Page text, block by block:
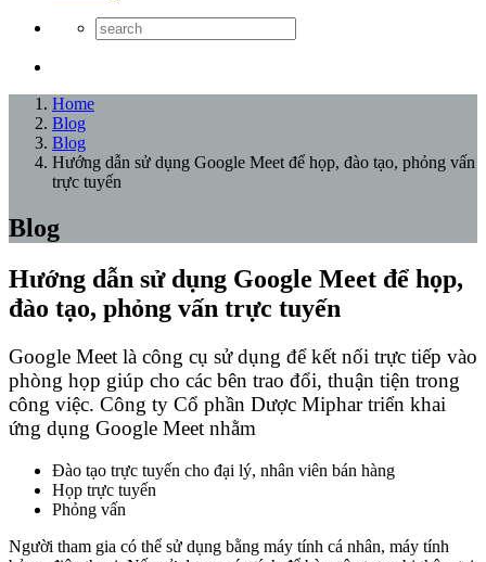
Home
Blog
Blog
Hướng dẫn sử dụng Google Meet để họp, đào tạo, phỏng vấn
trực tuyến
Blog
Hướng dẫn sử dụng Google Meet để họp,
đào tạo, phỏng vấn trực tuyến
Google Meet là công cụ sử dụng để kết nối trực tiếp vào
phòng họp giúp cho các bên trao đổi, thuận tiện trong
công việc. Công ty Cổ phần Dược Miphar triển khai
ứng dụng Google Meet nhằm
Đào tạo trực tuyến cho đại lý, nhân viên bán hàng
Họp trực tuyến
Phỏng vấn
Người tham gia có thể sử dụng bằng máy tính cá nhân, máy tính